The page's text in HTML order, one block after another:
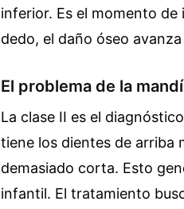
inferior. Es el momento de
dedo, el daño óseo
El problema de la
La clase II es el
tiene los dientes de arriba
demasiado corta. Esto
infantil. El tratamiento